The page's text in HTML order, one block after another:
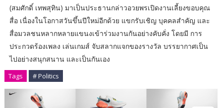
(สมศักดิ์ เทพสุทิน) มาเป็นประธานกล่าวอวยพรเปิดงานเลี้ยงขอบคุณ
สื่อ เนื่องในโอกาสวันขึ้นปีใหม่อีกด้วย แขกรับเชิญ บุคคลสำคัญ และ
สื่อมวลชนหลากหลายแขนงเข้าร่วมงานกันอย่างคับคั่ง โดยมี การ
ประกวดร้องเพลง เล่นเกมส์ จับสลากแจกของรางวัล บรรยากาศเป็น
ไปอย่างสนุกสนาน และเป็นกันเอง
Tags # Politics